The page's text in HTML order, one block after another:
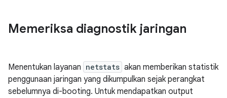
Memeriksa diagnostik jaringan
Menentukan layanan netstats akan memberikan statistik
penggunaan jaringan yang dikumpulkan sejak perangkat
sebelumnya di-booting. Untuk mendapatkan output